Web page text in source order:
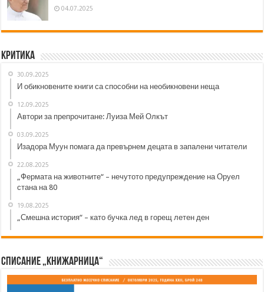
04.07.2025
Критика
30.09.2025
И обикновените книги са способни на необикновени неща
12.09.2025
Автори за препрочитане: Луиза Мей Олкът
03.09.2025
Изадора Муун помага да превърнем децата в запалени читатели
22.08.2025
„Фермата на животните“ – нечутото предупреждение на Оруел
стана на 80
19.08.2025
„Смешна история“ – като бучка лед в горещ летен ден
Списание „Книжарница“